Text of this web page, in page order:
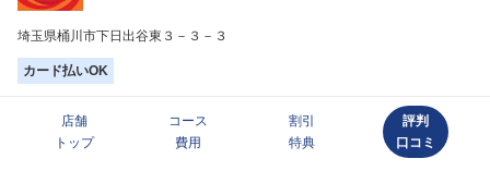
埼玉県桶川市下日出谷東３－３－３
カード払いOK
店舗
トップ
コース
費用
割引
特典
評判
口コミ